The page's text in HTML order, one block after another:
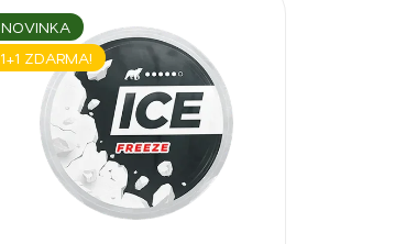
NOVINKA
1+1 ZDARMA!